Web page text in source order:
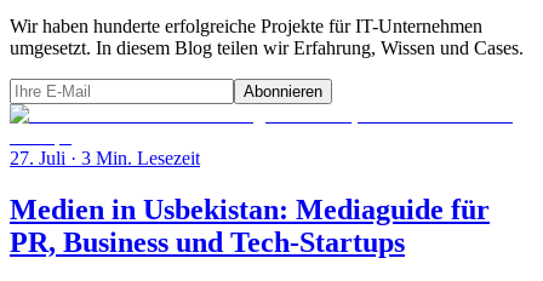
Wir haben hunderte erfolgreiche Projekte für IT-Unternehmen
umgesetzt. In diesem Blog teilen wir Erfahrung, Wissen und Cases.
Abonnieren
27. Juli · 3 Min. Lesezeit
Medien in Usbekistan: Mediaguide für
PR, Business und Tech-Startups